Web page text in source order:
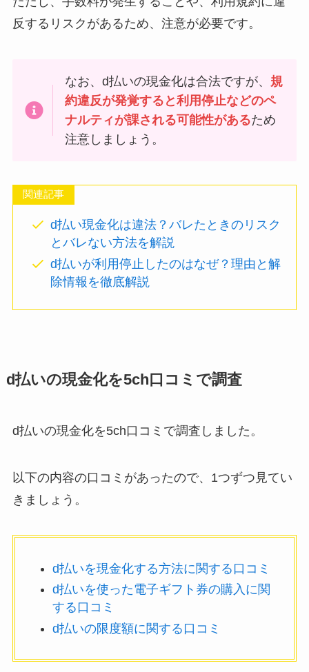
反するリスクがあるため、注意が必要です。
なお、d払いの現金化は合法ですが、 規
約違反が発覚すると利用停止などのペ
ナルティが課される可能性があるため
注意しましょう。
関連記事
d払い現金化は違法？バレたときのリスク
とバレない方法を解説
d払いが利用停止したのはなぜ？理由と解
除情報を徹底解説
d払いの現金化を5ch口コミで調査
d払いの現金化を5ch口コミで調査しました。
以下の内容の口コミがあったので、1つずつ見てい
きましょう。
d払いを現金化する方法に関する口コミ
d払いを使った電子ギフト券の購入に関
する口コミ
d払いの限度額に関する口コミ